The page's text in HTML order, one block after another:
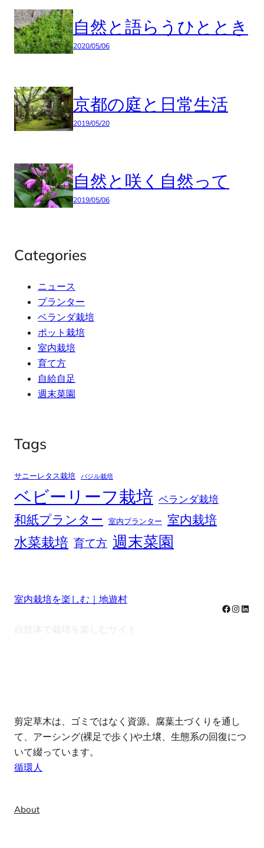
自然と語らうひととき
2020/05/06
京都の庭と日常生活
2019/05/20
自然と咲く自然って
2019/05/06
Categories
ニュース
プランター
ベランダ栽培
ポット栽培
室内栽培
育て方
自給自足
週末菜園
Tags
サニーレタス栽培 バジル栽培
ベビーリーフ栽培 ベランダ栽培
和紙プランター 室内プランター 室内栽培
水菜栽培 育て方 週末菜園
室内栽培を楽しむ｜地遊村
自然体で栽培を楽しむサイト
Facebook
剪定草木は、ゴミではなく資源。腐葉土づくりを通し
て、アーシング(裸足で歩く)や土壌、生態系の回復につ
いて綴っています。
循環人
About